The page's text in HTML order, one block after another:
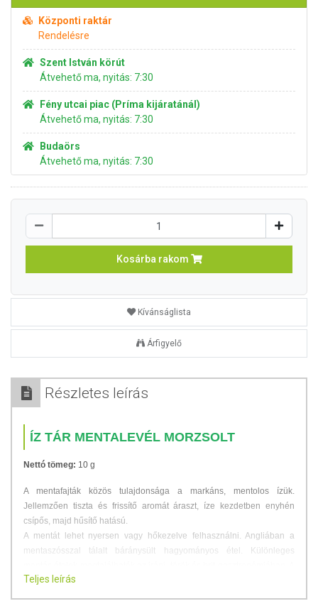
Központi raktár
Rendelésre
Szent István körút
Átvehető ma, nyitás: 7:30
Fény utcai piac (Príma kijáratánál)
Átvehető ma, nyitás: 7:30
Budaörs
Átvehető ma, nyitás: 7:30
Kosárba rakom
Kívánságlista
Árfigyelő
Részletes leírás
ÍZ TÁR MENTALEVÉL MORZSOLT
Nettó tömeg: 10 g
A mentafajták közös tulajdonsága a markáns, mentolos ízük.
Jellemzően tiszta és frissítő aromát áraszt, íze kezdetben enyhén
csípős, majd hűsítő hatású.
A mentát lehet nyersen vagy hőkezelve felhasználni. Angliában a
mentaszósszal tálalt báránysült hagyományos étel. Különleges
görög "keftedes"-t (húsgombóc) és a töltött szőlőlevél töltelékét is
Teljes leírás